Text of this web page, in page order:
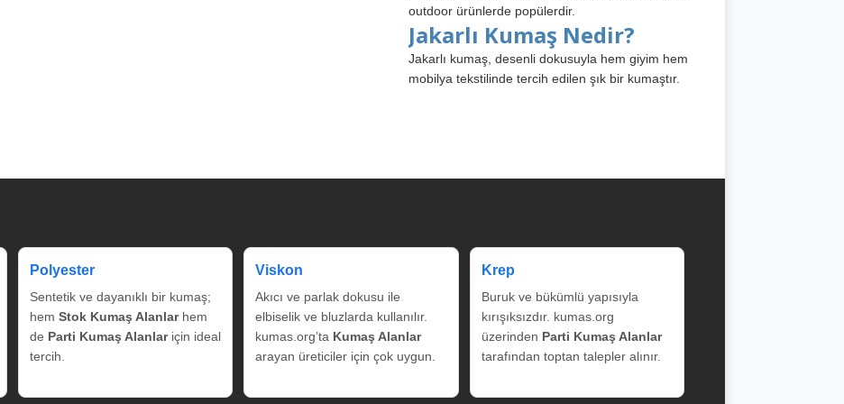
outdoor ürünlerde popülerdir.
Jakarlı Kumaş Nedir?
Jakarlı kumaş, desenli dokusuyla hem giyim hem
mobilya tekstilinde tercih edilen şık bir kumaştır.
Polyester
Sentetik ve dayanıklı bir kumaş;
hem Stok Kumaş Alanlarhem
de Parti Kumaş Alanlariçin ideal
tercih.
Viskon
Akıcı ve parlak dokusu ile
elbiselik ve bluzlarda kullanılır.
kumas.org’ta Kumaş Alanlar
arayan üreticiler için çok uygun.
Krep
Buruk ve bükümlü yapısıyla
kırışıksızdır. kumas.org
üzerinden Parti Kumaş Alanlar
tarafından toptan talepler alınır.